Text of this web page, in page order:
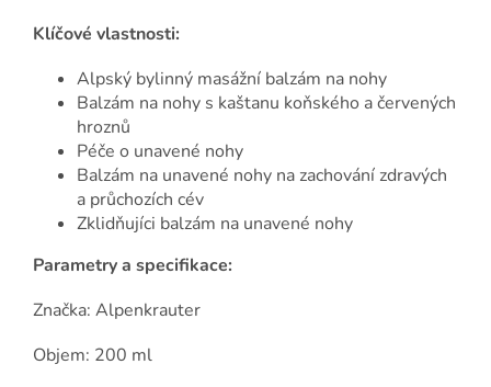
Klíčové vlastnosti:
Alpský bylinný masážní balzám na nohy
Balzám na nohy s kaštanu koňského a červených
hroznů
Péče o unavené nohy
Balzám na unavené nohy na zachování zdravých
a průchozích cév
Zklidňujíci balzám na unavené nohy
Parametry a specifikace:
Značka: Alpenkrauter
Objem: 200 ml